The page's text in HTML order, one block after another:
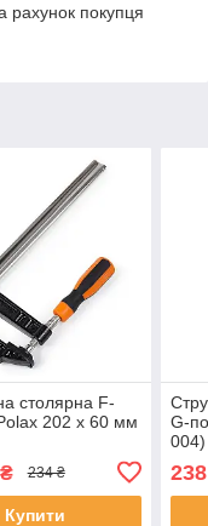
рахунок покупця
столярна F-
202 х 60 мм
234 ₴
Купити
G-
004)